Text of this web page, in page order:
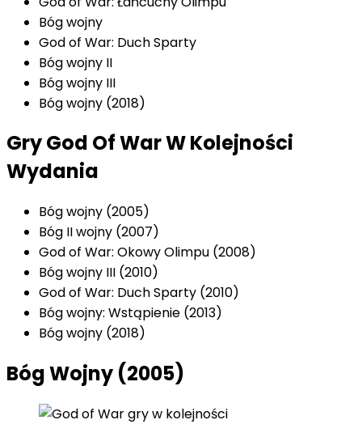
Bóg wojny
God of War: Duch Sparty
Bóg wojny II
Bóg wojny III
Bóg wojny (2018)
Gry God Of War W Kolejności
Wydania
Bóg wojny (2005)
Bóg II wojny (2007)
God of War: Okowy Olimpu (2008)
Bóg wojny III (2010)
God of War: Duch Sparty (2010)
Bóg wojny: Wstąpienie (2013)
Bóg wojny (2018)
Bóg Wojny (2005)